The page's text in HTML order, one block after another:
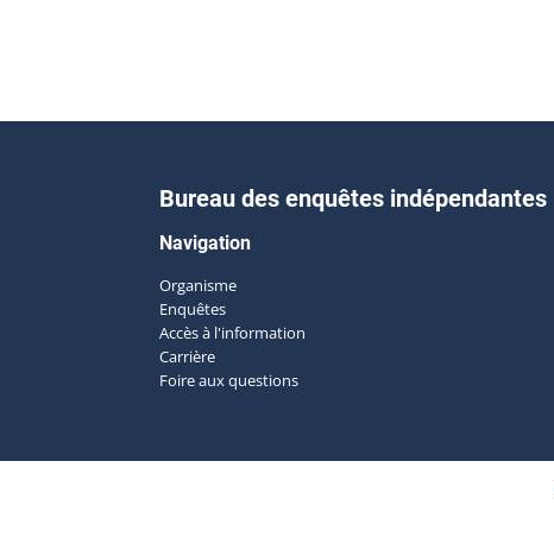
Bureau des enquêtes indépendantes
Navigation
Organisme
Enquêtes
Accès à l'information
Carrière
Foire aux questions